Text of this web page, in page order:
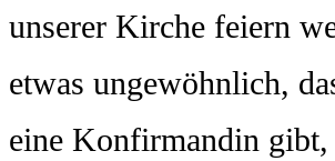
unserer Kirche feiern
etwas ungewöhnlich,
eine Konfirmandin gibt,